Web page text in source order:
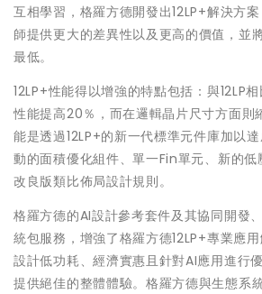
互相學習，格羅方德開發出12LP+解決方
師提供更大的差異性以及更高的價值，並
最低。
12LP+性能得以增強的特點包括：與12LP
性能提高20％，而在邏輯晶片尺寸方面則
能是透過12LP+的新一代標準元件庫加以
動的面積優化組件、單一Fin單元、新的低
改良版類比佈局設計規則。
格羅方德的AI設計參考套件及其協同開發
統包服務，增強了格羅方德12LP+專業應
設計低功耗、經濟實惠且針對AI應用進行
提供絕佳的整體體驗。格羅方德與生態系